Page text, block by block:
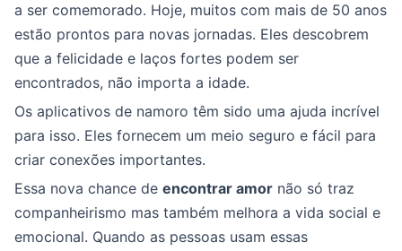
a ser comemorado. Hoje, muitos com mais de 50 anos
estão prontos para novas jornadas. Eles descobrem
que a felicidade e laços fortes podem ser
encontrados, não importa a idade.
Os aplicativos de namoro têm sido uma ajuda incrível
para isso. Eles fornecem um meio seguro e fácil para
criar conexões importantes.
Essa nova chance de encontrar amor não só traz
companheirismo mas também melhora a vida social e
emocional. Quando as pessoas usam essas